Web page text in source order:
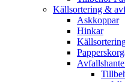
Källsortering &
Askkoppar
Hinkar